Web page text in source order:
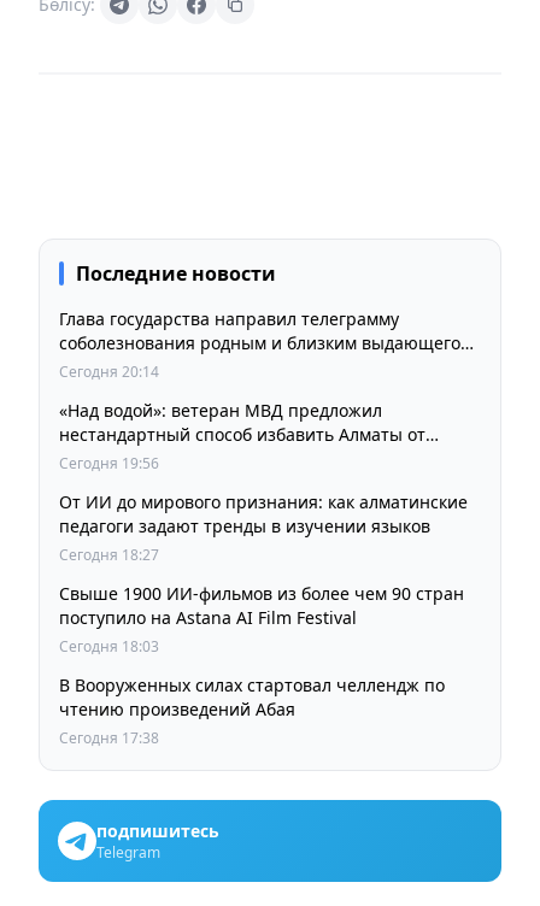
Последние новости
Глава государства направил телеграмму
соболезнования родным и близким выдающегося
кинорежиссера Ардака Амиркулова
Сегодня 20:14
«Над водой»: ветеран МВД предложил
нестандартный способ избавить Алматы от
пробок и смога
Сегодня 19:56
От ИИ до мирового признания: как алматинские
педагоги задают тренды в изучении языков
Сегодня 18:27
Свыше 1900 ИИ-фильмов из более чем 90 стран
поступило на Astana AI Film Festival
Сегодня 18:03
В Вооруженных силах стартовал челлендж по
чтению произведений Абая
Сегодня 17:38
подпишитесь
Telegram